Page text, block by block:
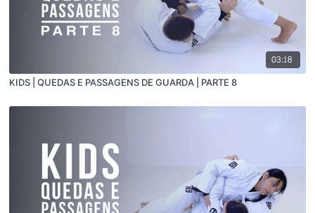
03:18
KIDS | QUEDAS E PASSAGENS DE GUARDA | PARTE 8